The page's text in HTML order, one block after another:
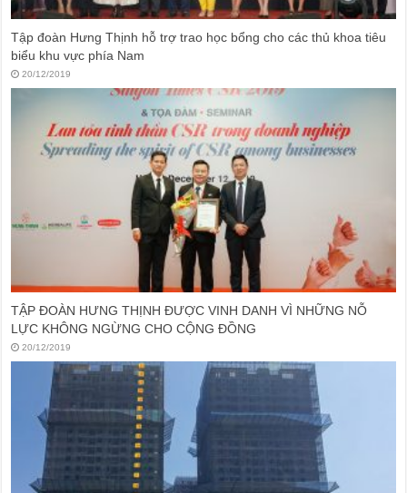
Tập đoàn Hưng Thịnh hỗ trợ trao học bổng cho các thủ khoa tiêu
biểu khu vực phía Nam
20/12/2019
TẬP ĐOÀN HƯNG THỊNH ĐƯỢC VINH DANH VÌ NHỮNG NỖ
LỰC KHÔNG NGỪNG CHO CỘNG ĐỒNG
20/12/2019